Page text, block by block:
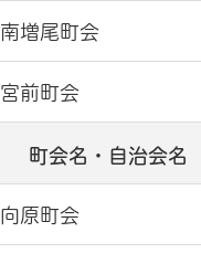
南増尾町会
宮前町会
町会名・自治会名
向原町会